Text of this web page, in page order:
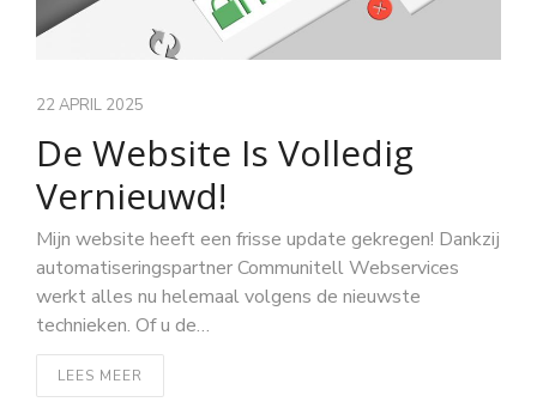
NIEUWS
22 APRIL 2025
De Website Is Volledig
Vernieuwd!
Mijn website heeft een frisse update gekregen! Dankzij
automatiseringspartner Communitell Webservices
werkt alles nu helemaal volgens de nieuwste
technieken. Of u de…
LEES MEER